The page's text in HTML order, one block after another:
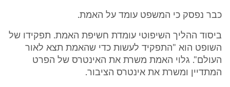
כבר נפסק כי המשפט עומד על האמת.
ביסוד ההליך השיפוטי עומדת חשיפת האמת. תפקידו של
השופט הוא "התפקיד לעשות כדי שהאמת תצא לאור
העולם". גלוי האמת משרת את האינטרס של הפרט
המתדיין ומשרת את אינטרס הציבור.